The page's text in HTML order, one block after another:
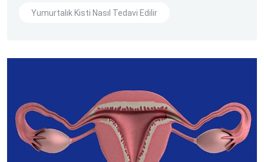
Yumurtalık Kisti Nasıl Tedavi Edilir